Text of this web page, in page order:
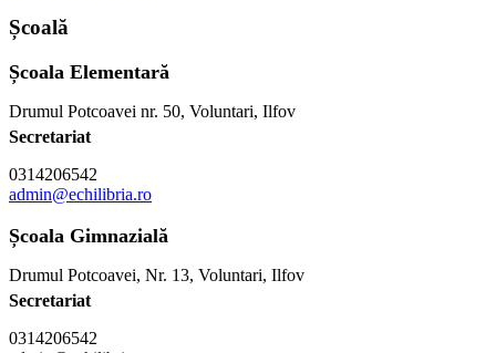
Școală
Școala Elementară
Drumul Potcoavei nr. 50, Voluntari, Ilfov
Secretariat
0314206542
admin@echilibria.ro
Școala Gimnazială
Drumul Potcoavei, Nr. 13, Voluntari, Ilfov
Secretariat
0314206542